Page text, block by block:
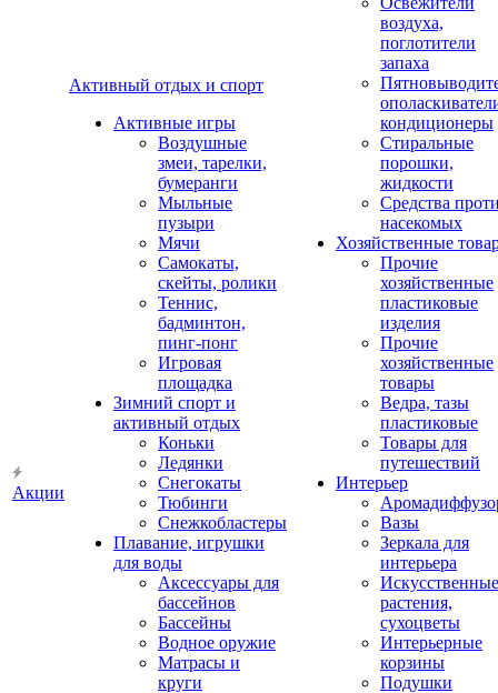
Акции
Активный отдых и спорт
Активные игры
Воздушные
змеи, тарелки,
бумеранги
Мыльные
пузыри
Мячи
Самокаты,
скейты, ролики
Теннис,
бадминтон,
пинг-понг
Игровая
площадка
Зимний спорт и
активный отдых
Коньки
Ледянки
Снегокаты
Тюбинги
Снежкобластеры
Плавание, игрушки
для воды
Аксессуары для
бассейнов
Бассейны
Водное оружие
Матрасы и
круги
воздуха,
поглотители
запаха
кондиционеры
Стиральные
порошки,
жидкости
Средства
насекомых
Хозяйственные
Прочие
хозяйственные
пластиковые
изделия
Прочие
хозяйственные
товары
Ведра, тазы
пластиковые
Товары для
путешествий
Интерьер
Вазы
Зеркала для
интерьера
Искусственные
растения,
сухоцветы
Интерьерные
корзины
Подушки